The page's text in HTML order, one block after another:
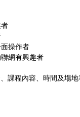
操作者
網有興趣者
課程內容、時間及場